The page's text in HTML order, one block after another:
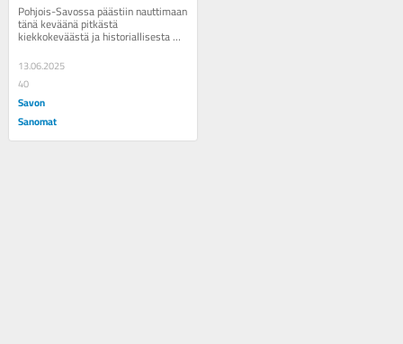
Pohjois-Savossa päästiin nauttimaan
tänä keväänä pitkästä
kiekkokeväästä ja historiallisesta
mestaruudesta KalPan johdolla.
Päälle...
13.06.2025
40
Savon
Sanomat